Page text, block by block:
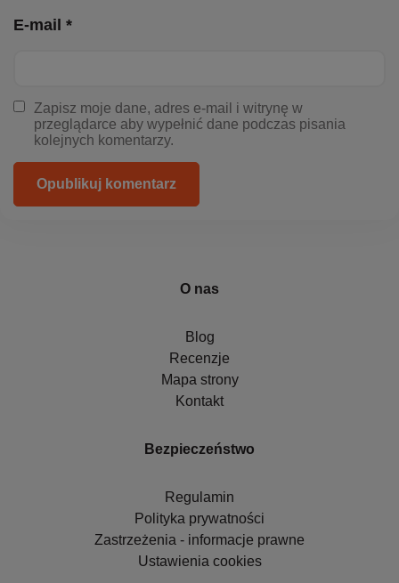
E-mail *
Zapisz moje dane, adres e-mail i witrynę w
przeglądarce aby wypełnić dane podczas pisania
kolejnych komentarzy.
Opublikuj komentarz
O nas
Blog
Recenzje
Mapa strony
Kontakt
Bezpieczeństwo
Regulamin
Polityka prywatności
Zastrzeżenia - informacje prawne
Ustawienia cookies